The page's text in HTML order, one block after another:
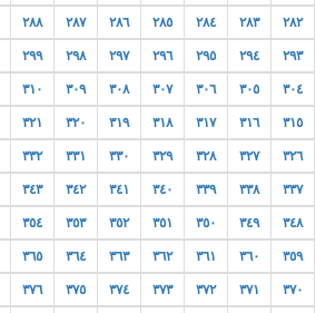
٢٨٢ ٢٨٣ ٢٨٤ ٢٨٥ ٢٨٦ ٢٨٧ ٢٨٨
٢٩٣ ٢٩٤ ٢٩٥ ٢٩٦ ٢٩٧ ٢٩٨ ٢٩٩
٣٠٤ ٣٠٥ ٣٠٦ ٣٠٧ ٣٠٨ ٣٠٩ ٣١٠
٣١٥ ٣١٦ ٣١٧ ٣١٨ ٣١٩ ٣٢٠ ٣٢١
٣٢٦ ٣٢٧ ٣٢٨ ٣٢٩ ٣٣٠ ٣٣١ ٣٣٢
٣٣٧ ٣٣٨ ٣٣٩ ٣٤٠ ٣٤١ ٣٤٢ ٣٤٣
٣٤٨ ٣٤٩ ٣٥٠ ٣٥١ ٣٥٢ ٣٥٣ ٣٥٤
٣٥٩ ٣٦٠ ٣٦١ ٣٦٢ ٣٦٣ ٣٦٤ ٣٦٥
٣٧٠ ٣٧١ ٣٧٢ ٣٧٣ ٣٧٤ ٣٧٥ ٣٧٦